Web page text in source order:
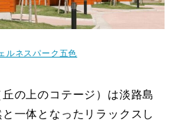
ルネスパーク五色
の上のコテージ）は淡路島
一体となったリラックスし